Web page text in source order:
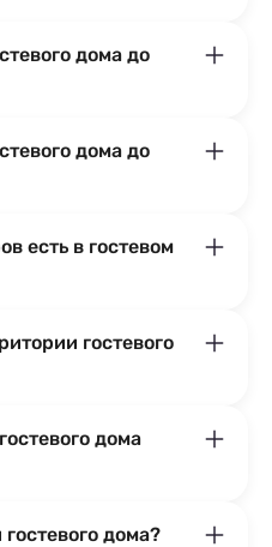
дома до
дома до
есть в гостевом
гостевого
дома
дома?